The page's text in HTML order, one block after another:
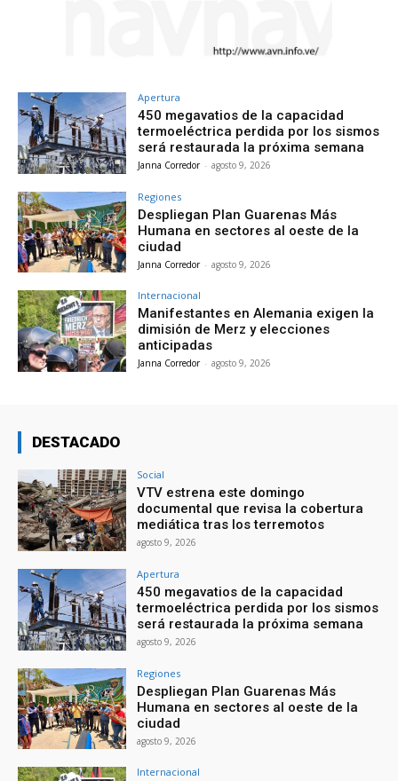
Apertura
450 megavatios de la capacidad
termoeléctrica perdida por los sismos
será restaurada la próxima semana
Janna Corredor - agosto 9, 2026
Regiones
Despliegan Plan Guarenas Más
Humana en sectores al oeste de la
ciudad
Janna Corredor - agosto 9, 2026
Internacional
Manifestantes en Alemania exigen la
dimisión de Merz y elecciones
anticipadas
Janna Corredor - agosto 9, 2026
DESTACADO
Social
VTV estrena este domingo
documental que revisa la cobertura
mediática tras los terremotos
agosto 9, 2026
Apertura
450 megavatios de la capacidad
termoeléctrica perdida por los sismos
será restaurada la próxima semana
agosto 9, 2026
Regiones
Despliegan Plan Guarenas Más
Humana en sectores al oeste de la
ciudad
agosto 9, 2026
Internacional